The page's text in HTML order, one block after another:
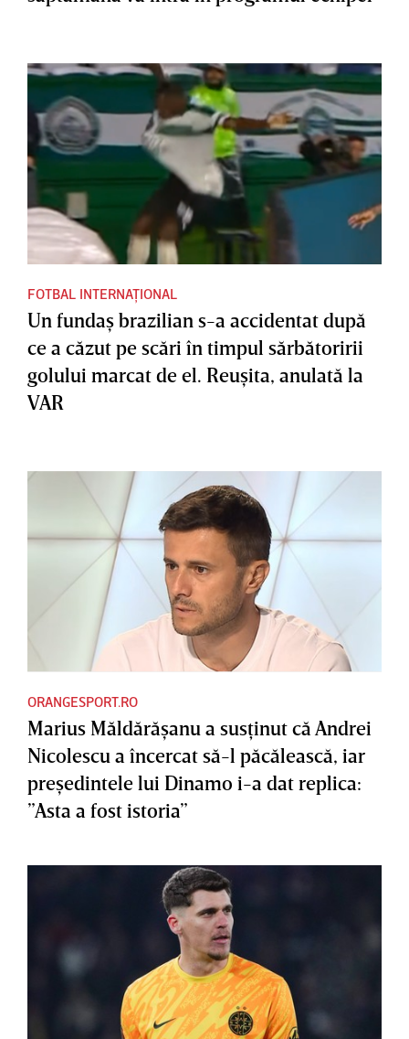
FOTBAL INTERNAȚIONAL
Un fundaş brazilian s-a accidentat după
ce a căzut pe scări în timpul sărbătoririi
golului marcat de el. Reuşita, anulată la
VAR
ORANGESPORT.RO
Marius Măldărăşanu a susţinut că Andrei
Nicolescu a încercat să-l păcălească, iar
preşedintele lui Dinamo i-a dat replica:
”Asta a fost istoria”